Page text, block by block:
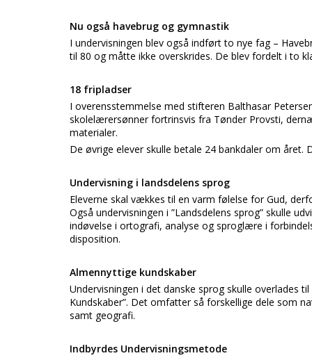
Nu også havebrug og gymnastik
I undervisningen blev også indført to nye fag –
til 80 og måtte ikke overskrides. De blev fordelt i to
18 fripladser
I overensstemmelse med stifteren Balthasar
skolelærersønner fortrinsvis fra Tønder Provsti,
materialer.
De øvrige elever skulle betale 24 bankdaler om
Undervisning i landsdelens sprog
Eleverne skal vækkes til en varm følelse for Gud,
Også undervisningen i ”Landsdelens sprog” skulle
indøvelse i ortografi, analyse og sproglære i
disposition.
Almennyttige kundskaber
Undervisningen i det danske sprog skulle overlades
Kundskaber”. Det omfatter så forskellige dele som
samt geografi.
Indbyrdes Undervisningsmetode